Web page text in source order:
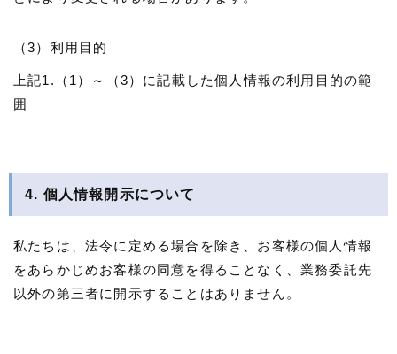
（3）利用目的
上記1.（1）～（3）に記載した個人情報の利用目的の範
囲
4. 個人情報開示について
私たちは、法令に定める場合を除き、お客様の個人情報
をあらかじめお客様の同意を得ることなく、業務委託先
以外の第三者に開示することはありません。